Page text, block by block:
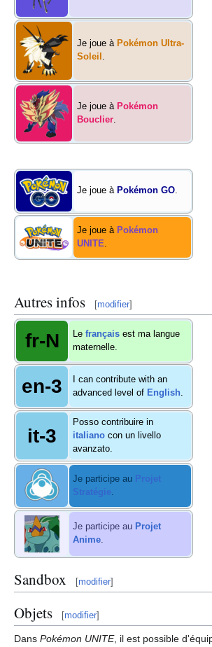
Je joue à Pokémon Ultra-
Soleil .
Je joue à Pokémon
Bouclier.
Je joue à Pokémon GO.
Je joue à Pokémon
UNITE
Autres infos [modifier]
fr-N Le français est ma langue
maternelle.
en-3
I can contribute with an
advanced level of English.
it-3
Posso contribuire in
italiano con un livello
avanzato.
Je participe au Projet
Stratégie
Je participe au Projet
Anime.
Sandbox [modifier]
Objets [modifier]
Dans Pokémon UNITE, il est possible